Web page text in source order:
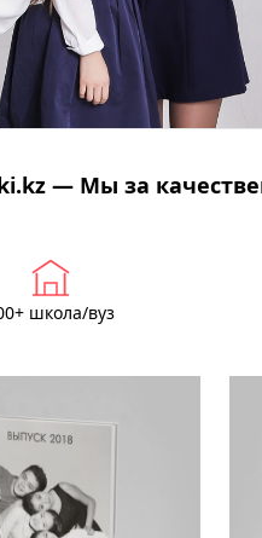
— Мы за
школа/вуз